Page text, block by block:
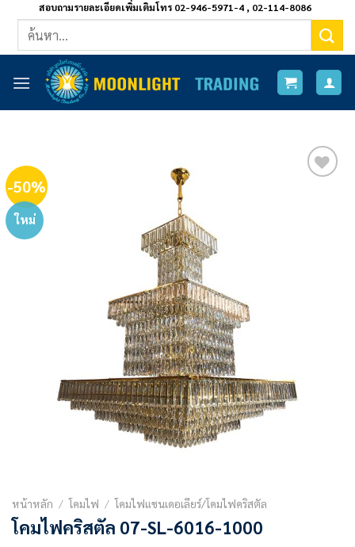
สอบถามรายละเอียดเพิ่มเติมโทร 02-946-5971-4 , 02-114-8086
ค้นหา:
-50%
ใหม่
หน้าหลัก / โคมไฟ / โคมไฟแชนเดอเลียร์/โคมไฟคริสตัล
โคมไฟคริสตัล 07-SL-6016-1000